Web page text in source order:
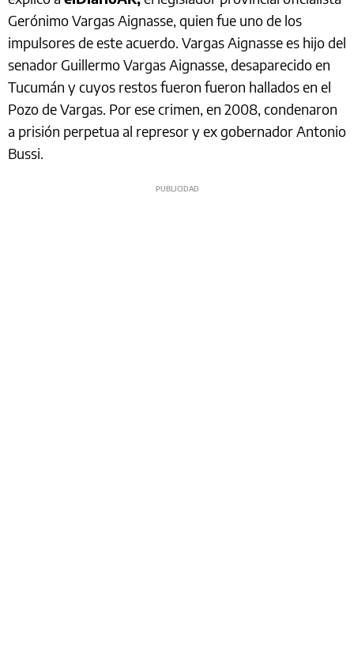
Gerónimo Vargas Aignasse, quien fue uno de los
impulsores de este acuerdo. Vargas Aignasse es hijo del
senador Guillermo Vargas Aignasse, desaparecido en
Tucumán y cuyos restos fueron fueron hallados en el
Pozo de Vargas. Por ese crimen, en 2008, condenaron
a prisión perpetua al represor y ex gobernador Antonio
Bussi.